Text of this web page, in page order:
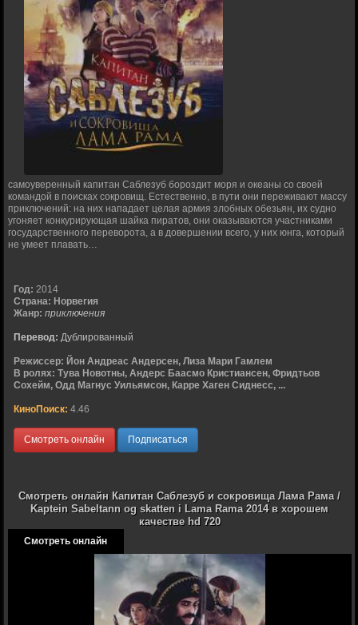
самоуверенный капитан Саблезуб бороздит моря и океаны со своей
командой в поисках сокровищ. Естественно, в пути они переживают массу
приключений: на них нападает целая армия злобных обезьян, их судно
угоняет конкурирующая шайка пиратов, они оказываются участниками
государственного переворота, а в довершении всего, у них юнга, который
не умеет плавать…
Год: 2014
Страна: Норвегия
Жанр: приключения
Перевод: Дублированный
Режиссер: Йон Андреас Андерсен, Лиза Мари Гамлем
В ролях: Тува Новотны, Андерс Баасмо Кристиансен, Фридтьов
Сохейм, Одд Магнус Уильямсон, Карре Хаген Сиднесс, ...
КиноПоиск: 4.46
Смотреть онлайн Подписаться
Смотреть онлайн Капитан Саблезуб и сокровища Лама Рама /
Kaptein Sabeltann og skatten i Lama Rama 2014 в хорошем
качестве hd 720
Смотреть онлайн